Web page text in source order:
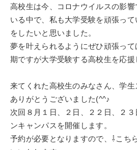
高校生は今、コロナウイルスの影
いる中で、私も大学受験を頑張っ
をしたいと思いました。
夢を叶えられるようにぜひ頑張っ
期ですが大学受験する高校生を応援
来てくれた高校生のみなさん、学生
ありがとうございました(^^♪
次回８月１日、２日、２２日、２
ンキャンパスを開催します。
予約が必要となりますので、⇩こち